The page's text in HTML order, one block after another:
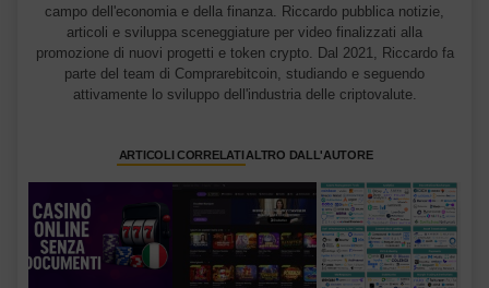
campo dell'economia e della finanza. Riccardo pubblica notizie,
articoli e sviluppa sceneggiature per video finalizzati alla
promozione di nuovi progetti e token crypto. Dal 2021, Riccardo fa
parte del team di Comprarebitcoin, studiando e seguendo
attivamente lo sviluppo dell'industria delle criptovalute.
ARTICOLI CORRELATI ALTRO DALL'AUTORE